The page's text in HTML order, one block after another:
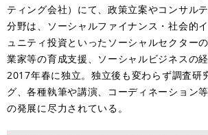
ティング会社）にて、政策立案やコンサル
分野は、ソーシャルファイナンス・社会的
ュニティ投資といったソーシャルセクター
業家等の育成支援、ソーシャルビジネスの経
2017年春に独立。独立後も変わらず調査研
グ、各種執筆や講演、コーディネーション
の発展に尽力されている。